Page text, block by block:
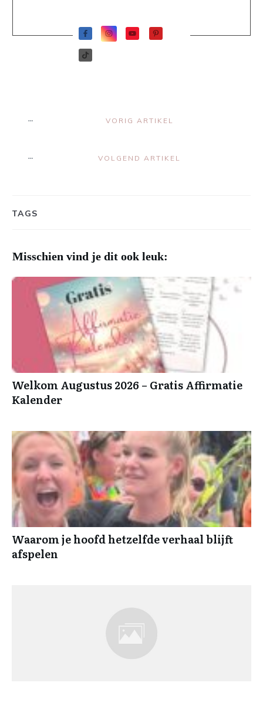
VORIG ARTIKEL
VOLGEND ARTIKEL
TAGS
Misschien vind je dit ook leuk:
Welkom Augustus 2026 – Gratis Affirmatie
Kalender
Waarom je hoofd hetzelfde verhaal blijft
afspelen